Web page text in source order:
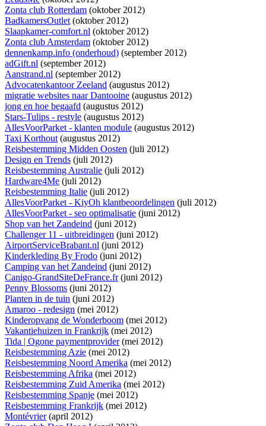
Zonta club Rotterdam (oktober 2012)
BadkamersOutlet(oktober 2012)
Slaapkamer-comfort.nl (oktober 2012)
Zonta club Amsterdam (oktober 2012)
dennenkamp.info (onderhoud) (september 2012)
adGift.nl (september 2012)
Aanstrand.nl (september 2012)
Advocatenkantoor Zeeland (augustus 2012)
migratie websites naar Dantooine (augustus 2012)
jong en hoe begaafd (augustus 2012)
Stars-Tulips - restyle (augustus 2012)
AllesVoorParket - klanten module (augustus 2012)
Taxi Korthout(augustus 2012)
Reisbestemming Midden Oosten (juli 2012)
Design en Trends (juli 2012)
Reisbestemming Australie (juli 2012)
Hardware4Me (juli 2012)
Reisbestemming Italie (juli 2012)
AllesVoorParket - KiyOh klantbeoordelingen (juli 2012)
AllesVoorParket - seo optimalisatie (juni 2012)
Shop van het Zandeind (juni 2012)
Challenger 11 - uitbreidingen (juni 2012)
AirportServiceBrabant.nl (juni 2012)
Kinderkleding By Frodo (juni 2012)
Camping van het Zandeind (juni 2012)
Canigo-GrandSiteDeFrance.fr(juni 2012)
Penny Blossoms (juni 2012)
Planten in de tuin (juni 2012)
Amaroo - redesign (mei 2012)
Kinderopvang de Wonderboom (mei 2012)
Vakantiehuizen in Frankrijk (mei 2012)
Tida | Ogone paymentprovider(mei 2012)
Reisbestemming Azie (mei 2012)
Reisbestemming Noord Amerika (mei 2012)
Reisbestemming Afrika (mei 2012)
Reisbestemming Zuid Amerika (mei 2012)
Reisbestemming Spanje (mei 2012)
Reisbestemming Frankrijk (mei 2012)
Montévrier(april 2012)